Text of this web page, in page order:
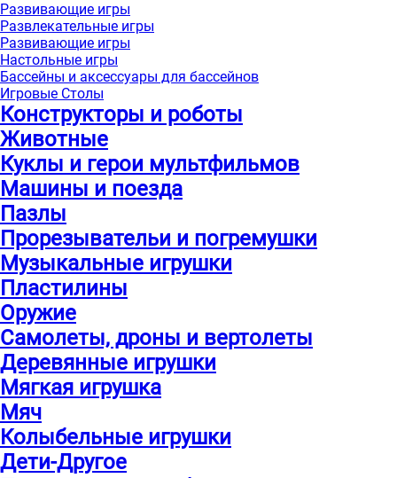
Развивающие игры
Развлекательные игры
Развивающие игры
Настольные игры
Бассейны и аксессуары для бассейнов
Игровые Столы
Конструкторы и роботы
Животные
Куклы и герои мультфильмов
Машины и поезда
Пазлы
Прорезывательи и погремушки
Музыкальные игрушки
Пластилины
Оружие
Самолеты, дроны и вертолеты
Деревянные игрушки
Мягкая игрушка
Мяч
Колыбельные игрушки
Дети-Другое